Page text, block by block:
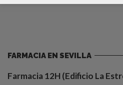
FARMACIA EN SEVILLA
Farmacia 12H (Edificio La